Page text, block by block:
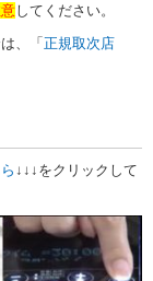
してください。
、「 正規取次店
↓↓↓をクリックして